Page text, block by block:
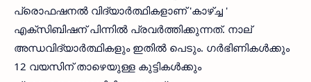
പ്രൊഫഷനല്‍ വിദ്യാര്‍ത്ഥികളാണ് 'കാഴ്ച്ച '
എക്‌സിബിഷന് പിന്നില്‍ പ്രവര്‍ത്തിക്കുന്നത്. നാല്
അന്ധവിദ്യാര്‍ത്ഥികളും ഇതില്‍ പെടും. ഗര്‍ഭിണികള്‍ക്കും
12 വയസിന് താഴെയുള്ള കുട്ടികള്‍ക്കും